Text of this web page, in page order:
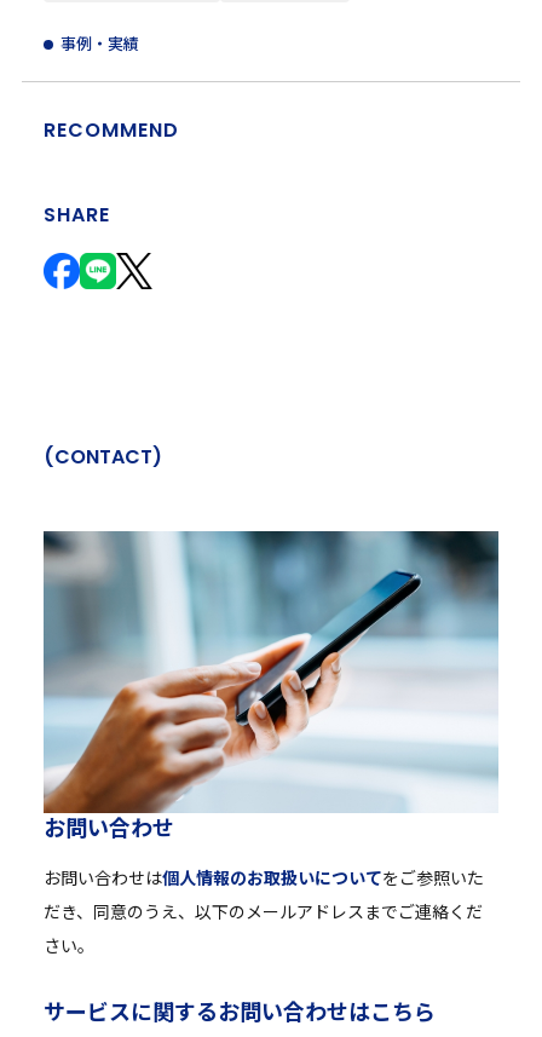
事例・実績
RECOMMEND
SHARE
(CONTACT)
お問い合わせ
お問い合わせは個人情報のお取扱いについてをご参照いた
だき、同意のうえ、以下のメールアドレスまでご連絡くだ
さい。
サービスに関するお問い合わせはこちら